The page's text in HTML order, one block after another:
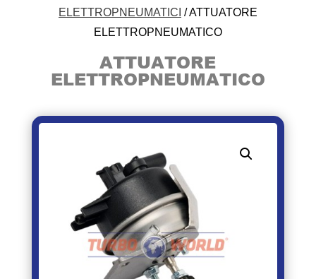
ELETTROPNEUMATICI / ATTUATORE
ELETTROPNEUMATICO
ATTUATORE
ELETTROPNEUMATICO